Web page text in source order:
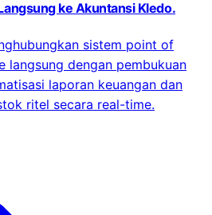
ke Akuntansi Kledo.
sistem point of
langsung dengan pembukuan
laporan keuangan dan
ritel secara real-time.